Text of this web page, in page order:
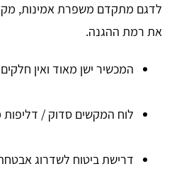
לדגם מתקדם משפרת אמינות,
את רמת ההגנה.
המכשיר ישן מאוד ואין
לוח המקשים סדוק / דליפות
דרישת ביטוח לשדרוג